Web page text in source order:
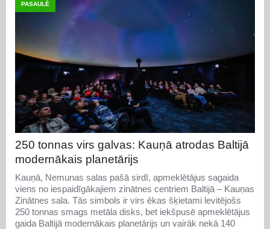
PASAULĒ
250 tonnas virs galvas: Kauņā atrodas Baltijā
modernākais planetārijs
Kauņā, Nemunas salas pašā sirdī, apmeklētājus sagaida
viens no iespaidīgākajiem zinātnes centriem Baltijā – Kauņas
Zinātnes sala. Tās simbols ir virs ēkas šķietami levitējošs
250 tonnas smags metāla disks, bet iekšpusē apmeklētājus
gaida Baltijā modernākais planetārijs un vairāk nekā 140